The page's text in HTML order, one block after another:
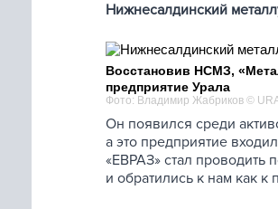
Нижнесалдинский
Восстановив НСМЗ,
предприятие Урала
Фото: Владимир Жабриков ©
Он появился среди
а это предприятие
«ЕВРАЗ» стал
и обратились к нам как к